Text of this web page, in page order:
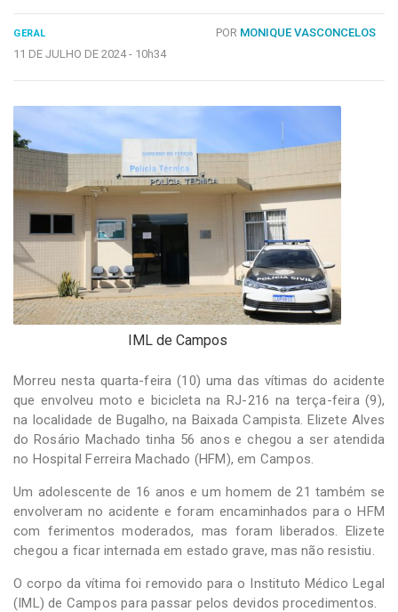
FALE
CONOSCO
Copyright
2024
por
Hesea
Tecnologia
Sistemas
GERAL POR MONIQUE VASCONCELOS
11 DE JULHO DE 2024 - 10h34
IML de Campos
Morreu nesta quarta-feira (10) uma das vítimas do acidente
que envolveu moto e bicicleta na RJ-216 na terça-feira (9),
na localidade de Bugalho, na Baixada Campista. Elizete Alves
do Rosário Machado tinha 56 anos e chegou a ser atendida
no Hospital Ferreira Machado (HFM), em Campos.
Um adolescente de 16 anos e um homem de 21 também se
envolveram no acidente e foram encaminhados para o HFM
com ferimentos moderados, mas foram liberados. Elizete
chegou a ficar internada em estado grave, mas não resistiu.
O corpo da vítima foi removido para o Instituto Médico Legal
(IML) de Campos para passar pelos devidos procedimentos.